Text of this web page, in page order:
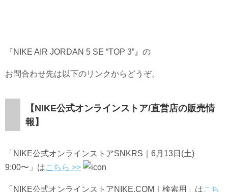
『NIKE AIR JORDAN 5 SE “TOP 3”』の
お問合わせ先は以下のリンクからどうぞ。
【NIKE公式オンラインストア/直営店の販売情
報】
「NIKE公式オンラインストアSNKRS｜6月13日(土)
9:00〜 」はこちら >>
「NIKE公式オンラインストアNIKE.COM｜検索用」はこち